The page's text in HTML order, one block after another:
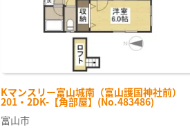
Kマンスリー富山城南（富山護国神社前）
201・2DK-【角部屋】(No.483486)
富山市